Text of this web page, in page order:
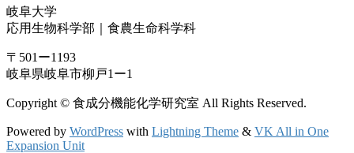
岐阜大学
応用生物科学部｜食農生命科学科
〒501ー1193
岐阜県岐阜市柳戸1ー1
Copyright © 食成分機能化学研究室 All Rights Reserved.
Powered by WordPress with Lightning Theme & VK All in One
Expansion Unit